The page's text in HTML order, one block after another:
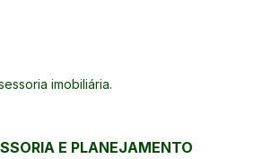
imobiliária.
E PLANEJAMENTO